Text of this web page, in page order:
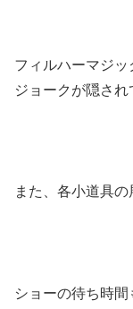
フィルハーマジ
ジョークが隠され
また、各小道具の
ショーの待ち時